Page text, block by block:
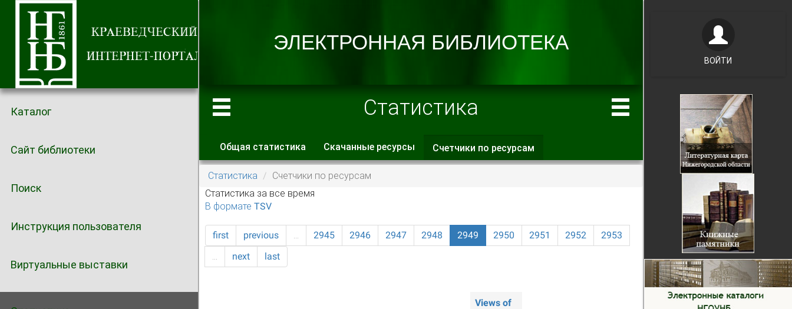
Каталог
Сайт библиотеки
Поиск
Инструкция пользователя
Виртуальные выставки
Статистика
Главные вкладки
Общая статистика Скачанные ресурсы Счетчики по ресурсам
вкладка)
Статистика
Счетчики по ресурсам
Статистика за все время
В формате TSV
first previous … 2945 2946 2947 2948 2949 2950 2951 2952
2953
…
next last
Views of
ВОЙТИ